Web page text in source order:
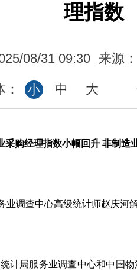
理指数
08/31 09:30 来源
小 中 大
采购经理指数小幅回升 非制造
调查中心高级统计师赵庆河
计局服务业调查中心和中国